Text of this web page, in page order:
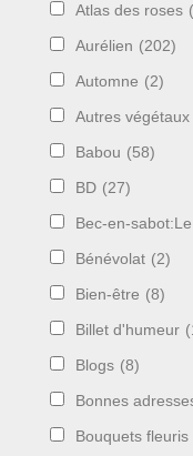
Atlas des roses
Aurélien (202)
Automne (2)
Autres
Babou (58)
BD (27)
Bec-en-
Bénévolat (2)
Bien-être (8)
Billet d'humeur
Blogs (8)
Bonnes
Bouquets fleuris